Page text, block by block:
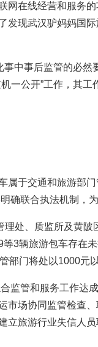
网在线经营和服务
发现武汉驴妈妈国
中事后监管的必然
一公开”工作，其
于交通和旅游部门
联合执法机制，为
、质监所及黄陂
3辆旅游包车存在
部门将处以1000元
管和服务工作达
市场协同监管检查
立旅游行业失信人